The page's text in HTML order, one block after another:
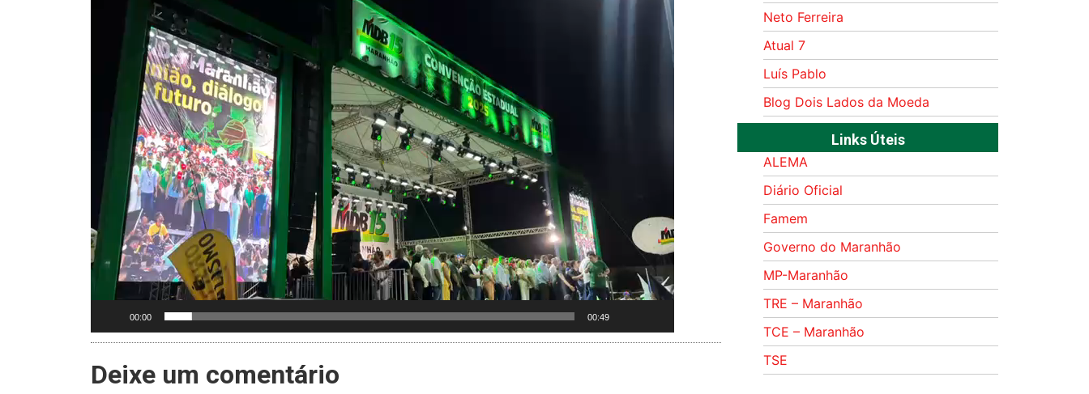
00:00 00:49
Deixe um comentário
Neto Ferreira
Atual 7
Luís Pablo
Blog Dois Lados da Moeda
Links Úteis
ALEMA
Diário Oficial
Famem
Governo do Maranhão
MP-Maranhão
TRE – Maranhão
TCE – Maranhão
TSE